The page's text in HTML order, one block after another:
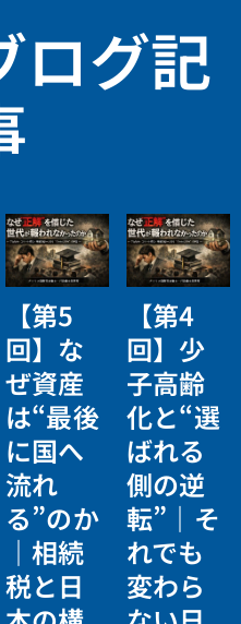
ログ記
【第5
回】な
ぜ資産
は“最後
に国へ
流れ
る”のか
｜相続
税と日
【第4
回】少
子高齢
化と“選
ばれる
側の逆
転”｜そ
れでも
変わら